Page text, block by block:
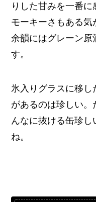
りした甘みを一番
モーキーさもある気
余韻にはグレーン原
す。
氷入りグラスに移し
があるのは珍しい。
んなに抜ける缶珍
ね。